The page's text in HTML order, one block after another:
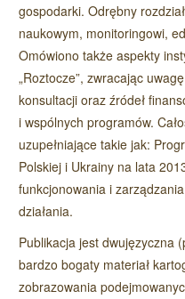
gospodarki. Odrębny
naukowym, monitoringowi,
Omówiono także aspekty
„Roztocze”, zwracając
konsultacji oraz źródeł
i wspólnych programów.
uzupełniające takie jak:
Polskiej i Ukrainy na lata
funkcjonowania i
działania.
Publikacja jest dwujęzyczna
bardzo bogaty materiał
zobrazowania